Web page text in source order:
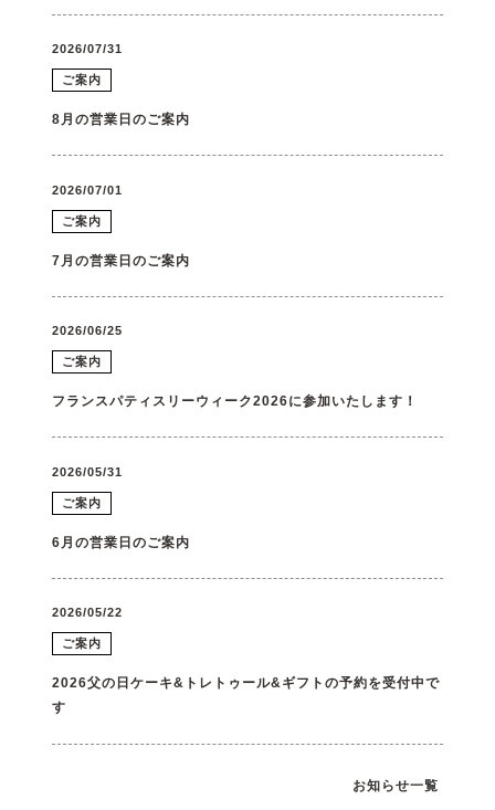
2026/07/31
ご案内
8月の営業日のご案内
2026/07/01
ご案内
7月の営業日のご案内
2026/06/25
ご案内
フランスパティスリーウィーク2026に参加いたします！
2026/05/31
ご案内
6月の営業日のご案内
2026/05/22
ご案内
2026父の日ケーキ&トレトゥール&ギフトの予約を受付中で
す
お知らせ一覧